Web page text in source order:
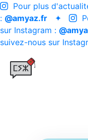
Pour plus
: @amyaz.fr ✦
sur Instagram :
suivez-nous sur